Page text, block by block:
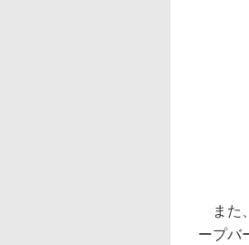
また
ープバ